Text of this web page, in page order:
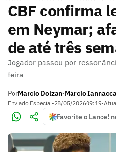
CBF confirma
em Neymar;
de até três
Jogador passou por
feira
PorMarcio Dolzan•Márcio Iannacca
Enviado Especial•28/05/202609:19•
Favorite o Lance!